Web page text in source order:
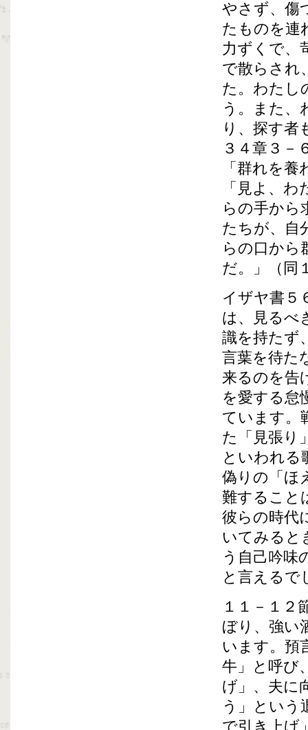
やさず、傷
たものを連
力ずくで、
で散らされ
た。わたし
う。また、
り、探す者
３４章３－
「群れを
「見よ、
らの手から
たちが、自
らの口から
だ。」（同
イザヤ書５
は、見るべ
識を持たず
言葉を待た
来るのを告
を愛する怠
ています。
た「見張り
といわれる
偽りの「ほ
難すること
彼らの時代
いてみると
う自己吟味
と言えるで
１１－１２
ぼり、強い
います。預
牛」と呼び
げ」、夫に
う」という
で引き上げ